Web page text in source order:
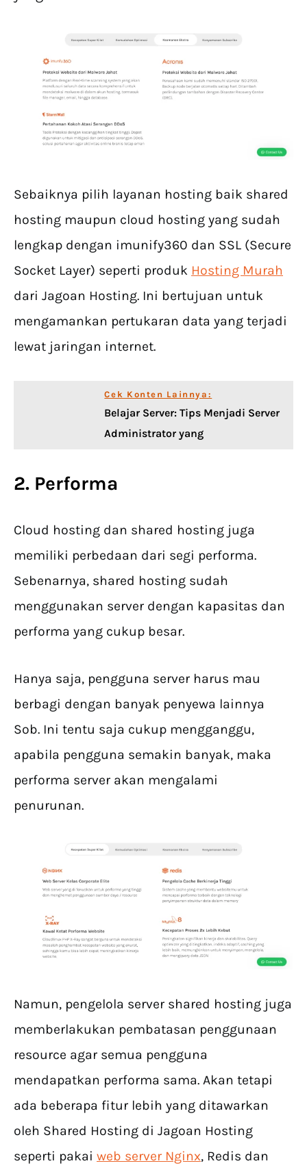
Sebaiknya pilih layanan hosting baik shared
hosting maupun cloud hosting yang sudah
lengkap dengan imunify360 dan SSL (Secure
Socket Layer) seperti produk Hosting Murah
dari Jagoan Hosting. Ini bertujuan untuk
mengamankan pertukaran data yang terjadi
lewat jaringan internet.
Cek Konten Lainnya:
Belajar Server: Tips Menjadi Server
Administrator yang
2. Performa
Cloud hosting dan shared hosting juga
memiliki perbedaan dari segi performa.
Sebenarnya, shared hosting sudah
menggunakan server dengan kapasitas dan
performa yang cukup besar.
Hanya saja, pengguna server harus mau
berbagi dengan banyak penyewa lainnya
Sob. Ini tentu saja cukup mengganggu,
apabila pengguna semakin banyak, maka
performa server akan mengalami
penurunan.
Namun, pengelola server shared hosting juga
memberlakukan pembatasan penggunaan
resource agar semua pengguna
mendapatkan performa sama. Akan tetapi
ada beberapa fitur lebih yang ditawarkan
oleh Shared Hosting di Jagoan Hosting
seperti pakai web server Nginx, Redis dan